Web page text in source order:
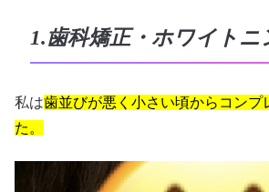
1.歯科矯正・ホワイトニ
私は歯並びが悪く小さい頃からコンプ
た。